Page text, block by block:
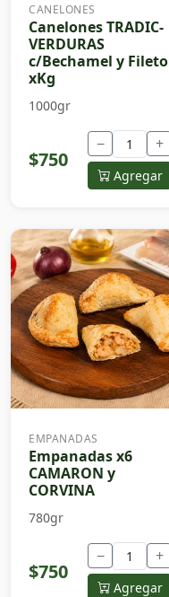
CANELONES
Canelones TRADIC-
VERDURAS
c/Bechamel y Fileto
xKg
1000gr
$750
− +
Agregar
EMPANADAS
Empanadas x6
CAMARON y
CORVINA
780gr
$750
− +
Agregar